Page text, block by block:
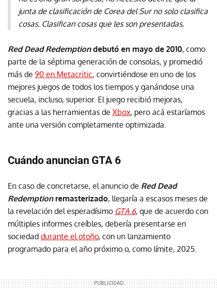
junta de clasificación de Corea del Sur no solo clasifica
cosas. Clasifican cosas que les son presentadas.
Red Dead Redemptiondebutó en mayo de 2010, como
parte de la séptima generación de consolas, y promedió
más de 90 en Metacritic, convirtiéndose en uno de los
mejores juegos de todos los tiempos y ganándose una
secuela, incluso, superior. El juego recibió mejoras,
gracias a las herramientas de Xbox, pero acá estaríamos
ante una versión completamente optimizada.
Cuándo anuncian GTA 6
En caso de concretarse, el anuncio de Red Dead
Redemptionremasterizado, llegaría a escasos meses de
la revelación del esperadísimo GTA 6, que de acuerdo con
múltiples informes creíbles, debería presentarse en
sociedad durante el otoño, con un lanzamiento
programado para el año próximo o, como límite, 2025.